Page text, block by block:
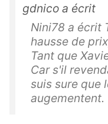
gdnico a écrit
Nini78 a écrit
hausse de
Tant que
Car s'il
suis sure que
augementent.